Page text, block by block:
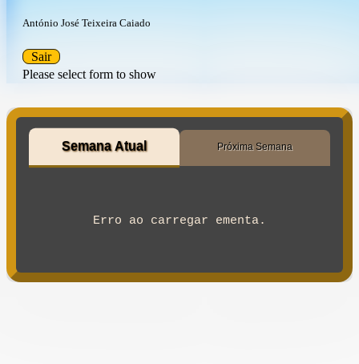
António José Teixeira Caiado
Please select form to show
Sair
Semana Atual Próxima Semana
Erro ao carregar ementa.